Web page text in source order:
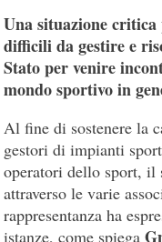
Una situazione
difficili da gestire e
Stato per venire
mondo sportivo in
Al fine di sostenere la
gestori di impianti
operatori dello sport, il
attraverso le varie
rappresentanza ha
istanze, come spiega